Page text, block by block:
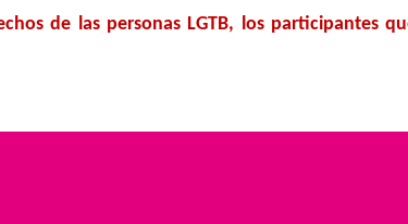
de las personas LGTB, los participantes